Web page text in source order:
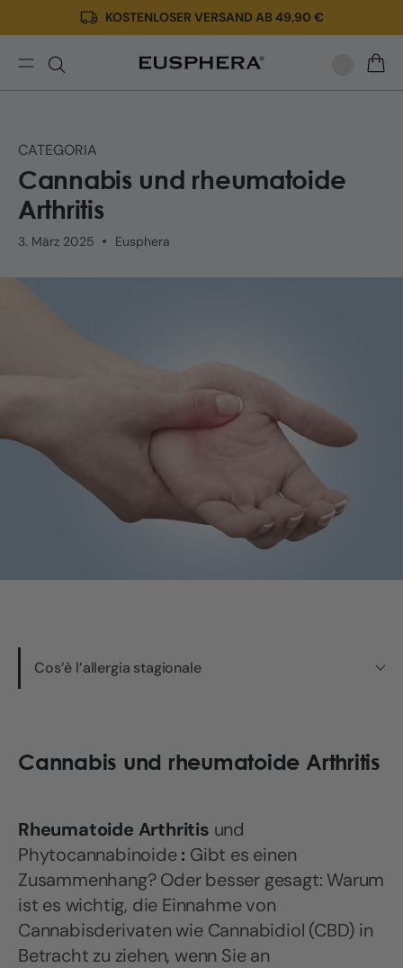
zum
Inhalt
KOSTENLOSER VERSAND AB 49,90 €
Symptome,
und
CBD-
CATEGORIA
Cannabis und rheumatoide
Arthritis
3. März 2025 Eusphera
Cos’è l’allergia stagionale
Cannabis und rheumatoide Arthritis
Rheumatoide Arthritis und
Phytocannabinoide: Gibt es einen
Zusammenhang? Oder besser gesagt: Warum
ist es wichtig, die Einnahme von
Cannabisderivaten wie Cannabidiol (CBD) in
Betracht zu ziehen, wenn Sie an